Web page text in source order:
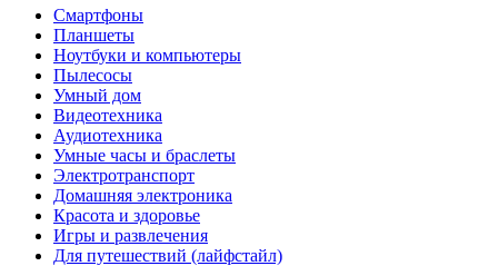
Смартфоны
Планшеты
Ноутбуки и компьютеры
Пылесосы
Умный дом
Видеотехника
Аудиотехника
Умные часы и браслеты
Электротранспорт
Домашняя электроника
Красота и здоровье
Игры и развлечения
Для путешествий (лайфстайл)